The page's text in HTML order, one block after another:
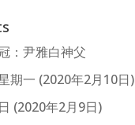
：尹雅白神父
期一 (2020年2月10日)
(2020年2月9日)